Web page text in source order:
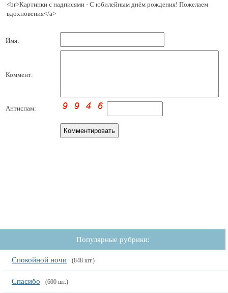
<br>Картинки с надписями - С юбилейным днём рождения! Пожелаем
вдохновения</a>
Имя:
Коммент:
Антиспам:
Популярные рубрики:
Спокойной ночи (848 шт.)
Спасибо (600 шт.)